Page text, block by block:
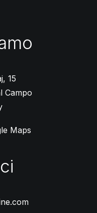
15
Campo
Maps